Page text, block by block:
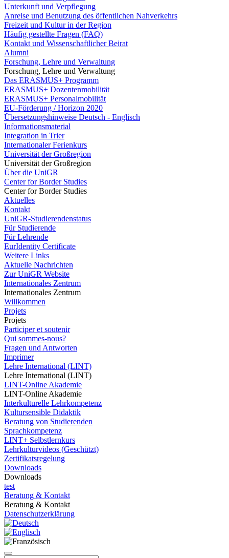
Unterkunft und Verpflegung
Anreise und Benutzung des öffentlichen Nahverkehrs
Freizeit und Kultur in der Region
Häufig gestellte Fragen (FAQ)
Kontakt und Wissenschaftlicher Beirat
Alumni
Forschung, Lehre und Verwaltung
Forschung, Lehre und Verwaltung
Das ERASMUS+ Programm
ERASMUS+ Dozentenmobilität
ERASMUS+ Personalmobilität
EU-Förderung / Horizon 2020
Übersetzungshinweise Deutsch - Englisch
Informationsmaterial
Integration in Trier
Internationaler Ferienkurs
Universität der Großregion
Universität der Großregion
Über die UniGR
Center for Border Studies
Center for Border Studies
Aktuelles
Kontakt
UniGR-Studierendenstatus
Für Studierende
Für Lehrende
EurIdentity Certificate
Weitere Links
Aktuelle Nachrichten
Zur UniGR Website
Internationales Zentrum
Internationales Zentrum
Willkommen
Projets
Projets
Participer et soutenir
Qui sommes-nous?
Fragen und Antworten
Imprimer
Lehre International (LINT)
Lehre International (LINT)
LINT-Online Akademie
LINT-Online Akademie
Interkulturelle Lehrkompetenz
Kultursensible Didaktik
Beratung von Studierenden
Sprachkompetenz
LINT+ Selbstlernkurs
Lehrkulturvideos (Geschützt)
Zertifikatsregelung
Downloads
Downloads
test
Beratung & Kontakt
Beratung & Kontakt
Datenschutzerklärung